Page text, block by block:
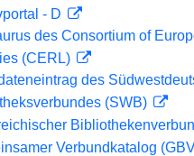
- D
des Consortium of
(CERL)
des
(SWB)
Verbundkatalog